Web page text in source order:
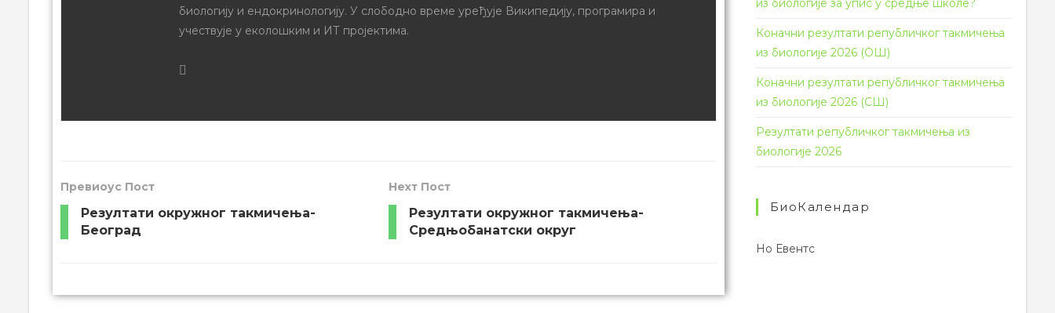
биологију и ендокринологију. У слободно време уређује Википедију, програмира и
учествује у еколошким и ИТ пројектима.
Превиоус Пост
Резултати окружног такмичења-
Београд
Неxт Пост
Резултати окружног такмичења-
Средњобанатски округ
из биологије за упис у средње школе?
Коначни резултати републичког такмичења
из биологије 2026 (ОШ)
Коначни резултати републичког такмичења
из биологије 2026 (СШ)
Резултати републичког такмичења из
биологије 2026
БиоКалендар
Но Евентс